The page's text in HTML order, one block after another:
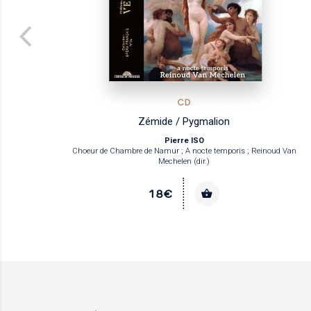
CD
Zémide / Pygmalion
Pierre ISO
Choeur de Chambre de Namur ; A nocte temporis ; Reinoud Van
Mechelen (dir.)
18€